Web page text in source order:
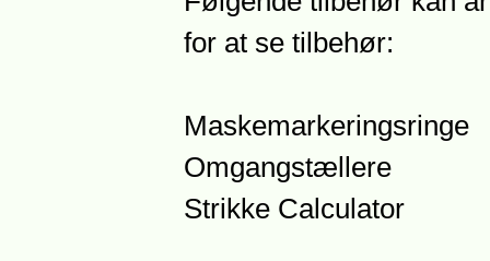
for at se tilbehør:
Maskemarkeringsringe
Omgangstællere
Strikke Calculator